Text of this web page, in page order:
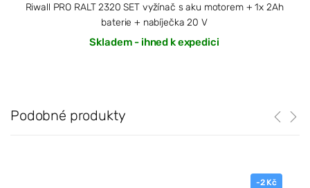
Riwall PRO RALT 2320 SET vyžínač s aku motorem + 1x 2Ah
baterie + nabíječka 20 V
Skladem - ihned k expedici
Podobné produkty
-2 Kč